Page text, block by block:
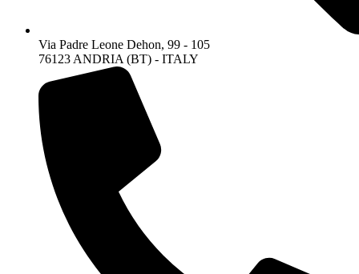
Via Padre Leone Dehon, 99 - 105
76123 ANDRIA (BT) - ITALY